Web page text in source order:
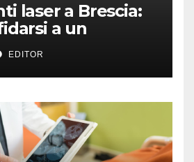
laser a Brescia:
a un
assicura
risultati
EDITOR